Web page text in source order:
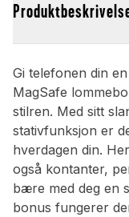
Gi telefonen din
MagSafe
stilren. Med sitt
stativfunksjon er
hverdagen din.
også kontanter,
bære med deg en
bonus fungerer